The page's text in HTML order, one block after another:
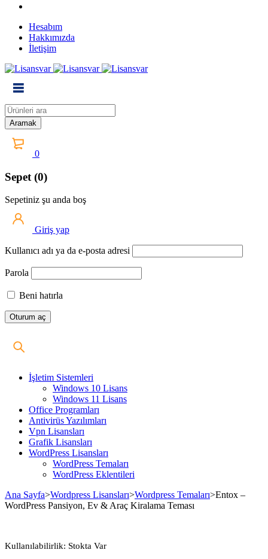
Hesabım
Hakkımızda
İletişim
0
Sepet (0)
Sepetiniz şu anda boş
Giriş yap
Kullanıcı adı ya da e-posta adresi
Parola
Beni hatırla
İşletim Sistemleri
Windows 10 Lisans
Windows 11 Lisans
Office Programları
Antivirüs Yazılımları
Vpn Lisansları
Grafik Lisansları
WordPress Lisansları
WordPress Temaları
WordPress Eklentileri
Ana Sayfa>Wordpress Lisansları>Wordpress Temaları>Entox –
WordPress Pansiyon, Ev & Araç Kiralama Teması
Kullanılabilirlik: Stokta Var